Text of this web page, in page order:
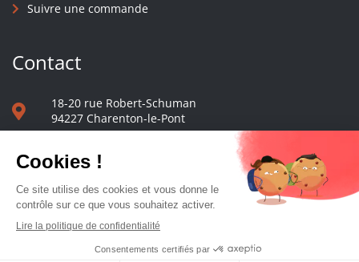
Suivre une commande
Contact
18-20 rue Robert-Schuman
94227 Charenton-le-Pont